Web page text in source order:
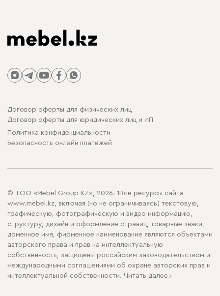
Договор оферты для физических лиц
Договор оферты для юридических лиц и ИП
Политика конфиденциальности
Безопасность онлайн платежей
© ТОО «Mebel Group KZ», 2026. 1Все ресурсы сайта
www.mebel.kz, включая (но не ограничиваясь) текстовую,
графическую, фотографическую и видео информацию,
структуру, дизайн и оформление страниц, товарные знаки,
доменное имя, фирменное наименование являются объектами
авторского права и прав на интеллектуальную
собственность, защищены российским законодательством и
международными соглашениями об охране авторских прав и
интеллектуальной собственности. Читать далее